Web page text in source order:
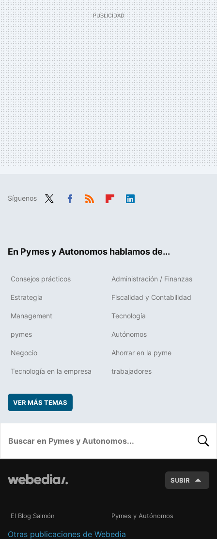
Síguenos
En Pymes y Autonomos hablamos de...
Consejos prácticos Administración / Finanzas
Estrategia Fiscalidad y Contabilidad
Management Tecnología
pymes Autónomos
Negocio Ahorrar en la pyme
Tecnología en la empresa trabajadores
VER MÁS TEMAS
SUBIR
El Blog Salmón Pymes y Autónomos
Otras publicaciones de Webedia